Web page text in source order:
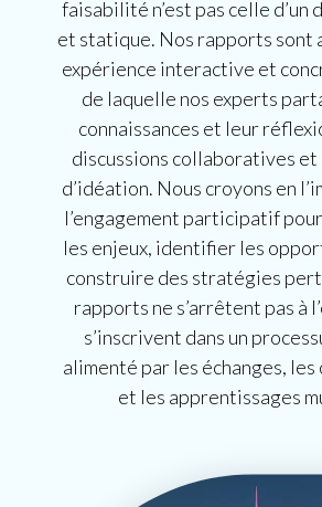
faisabilité n’est pas celle d’un
et statique. Nos rapports sont
expérience interactive et
de laquelle nos experts
connaissances et leur
discussions collaboratives
d’idéation. Nous croyons en
l’engagement participatif
les enjeux, identifier les
construire des stratégies
rapports ne s’arrêtent pas à
s’inscrivent dans un
alimenté par les échanges,
et les apprentissages